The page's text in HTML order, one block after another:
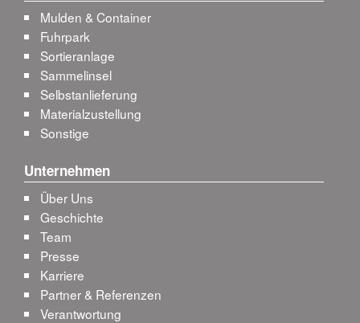
Mulden & Container
Fuhrpark
Sortieranlage
Sammelinsel
Selbstanlieferung
Materialzustellung
Sonstige
Unternehmen
Über Uns
Geschichte
Team
Presse
Karriere
Partner & Referenzen
Verantwortung